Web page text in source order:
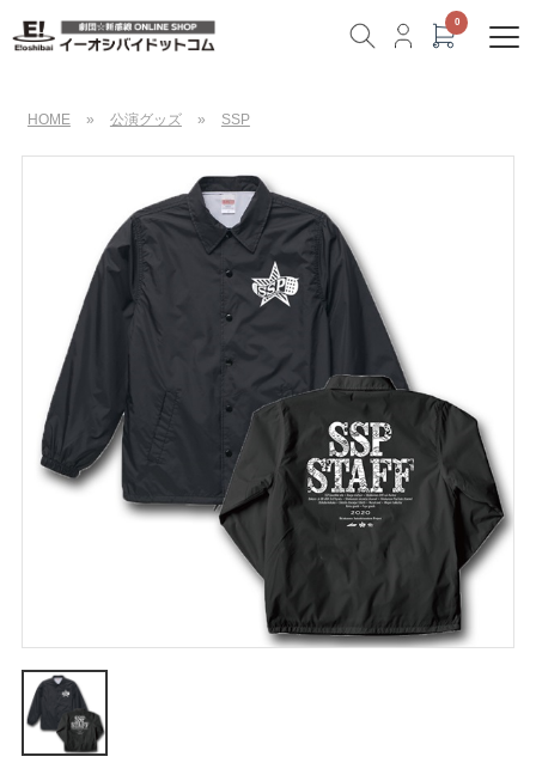
HOME » 公演グッズ » SSP